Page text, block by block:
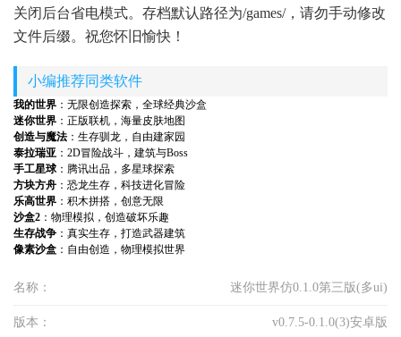
关闭后台省电模式。存档默认路径为/games/，请勿手动修改
文件后缀。祝您怀旧愉快！
小编推荐同类软件
我的世界 ：无限创造探索，全球经典沙盒
迷你世界 ：正版联机，海量皮肤地图
创造与魔法 ：生存驯龙，自由建家园
泰拉瑞亚 ：2D冒险战斗，建筑与Boss
手工星球：腾讯出品，多星球探索
方块方舟 ：恐龙生存，科技进化冒险
乐高世界 ：积木拼搭，创意无限
沙盒2 ：物理模拟，创造破坏乐趣
生存战争 ：真实生存，打造武器建筑
像素沙盒 ：自由创造，物理模拟世界
名称： 迷你世界仿0.1.0第三版(多ui)
版本： v0.7.5-0.1.0(3)安卓版